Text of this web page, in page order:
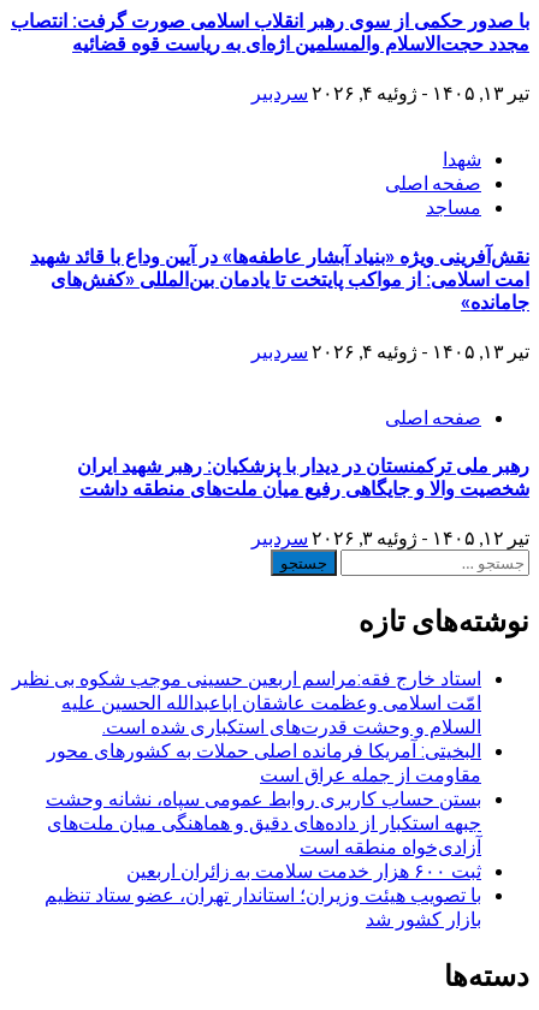
با صدور حکمی از سوی رهبر انقلاب اسلامی صورت گرفت: انتصاب
مجدد حجت‌الاسلام والمسلمین اژه‌ای به ریاست قوه قضائیه
تیر ۱۳, ۱۴۰۵ - ژوئیه ۴, ۲۰۲۶ سردبیر
شهدا
صفحه اصلی
مساجد
نقش‌آفرینی ویژه «بنیاد آبشار عاطفه‌ها» در آیین وداع با قائد شهید
امت اسلامی: از مواکب پایتخت تا یادمان بین‌المللی «کفش‌های
جامانده»
تیر ۱۳, ۱۴۰۵ - ژوئیه ۴, ۲۰۲۶ سردبیر
صفحه اصلی
رهبر ملی ترکمنستان در دیدار با پزشکیان: رهبر شهید ایران
شخصیت والا و جایگاهی رفیع میان ملت‌های منطقه داشت
تیر ۱۲, ۱۴۰۵ - ژوئیه ۳, ۲۰۲۶
سردبیر
جستجو
نوشته‌های تازه
استاد خارج فقه:مراسم اربعین حسینی موجب شکوه بی نظیر
امّت اسلامی وعظمت عاشقان اباعبدالله الحسین علیه
السلام و وحشت قدرت‌های استکباری شده است.
البخیتی: آمریکا فرمانده اصلی حملات به کشورهای محور
مقاومت از جمله عراق است
بستن حساب کاربری روابط عمومی سپاه، نشانه‌ وحشت
جبهه استکبار از داده‌های دقیق و هماهنگی میان ملت‌های
آزادی‌خواه منطقه است
ثبت ۶۰۰ هزار خدمت سلامت به زائران اربعین
با تصویب هیئت وزیران؛ استاندار تهران، عضو ستاد تنظیم
بازار کشور شد
دسته‌ها